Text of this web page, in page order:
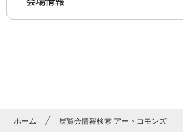
ホーム
展覧会情報検索 アートコモンズ